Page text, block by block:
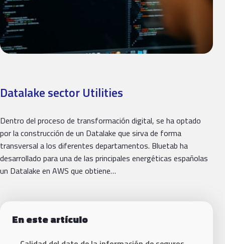
Datalake sector Utilities
Dentro del proceso de transformación digital, se ha optado
por la construcción de un Datalake que sirva de forma
transversal a los diferentes departamentos. Bluetab ha
desarrollado para una de las principales energéticas españolas
un Datalake en AWS que obtiene…
En este artículo